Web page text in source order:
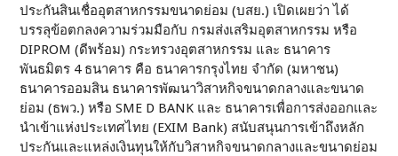
ประกันสินเชื่ออุตสาหกรรมขนาดย่อม (บสย.) เปิดเผยว่า ได้
บรรลุข้อตกลงความร่วมมือกับ กรมส่งเสริมอุตสาหกรรม หรือ
DIPROM (ดีพร้อม) กระทรวงอุตสาหกรรม และ ธนาคาร
พันธมิตร 4 ธนาคาร คือ ธนาคารกรุงไทย จำกัด (มหาชน)
ธนาคารออมสิน ธนาคารพัฒนาวิสาหกิจขนาดกลางและขนาด
ย่อม (ธพว.) หรือ SME D BANK และ ธนาคารเพื่อการส่งออกและ
นำเข้าแห่งประเทศไทย (EXIM Bank) สนับสนุนการเข้าถึงหลัก
ประกันและแหล่งเงินทุนให้กับวิสาหกิจขนาดกลางและขนาดย่อม